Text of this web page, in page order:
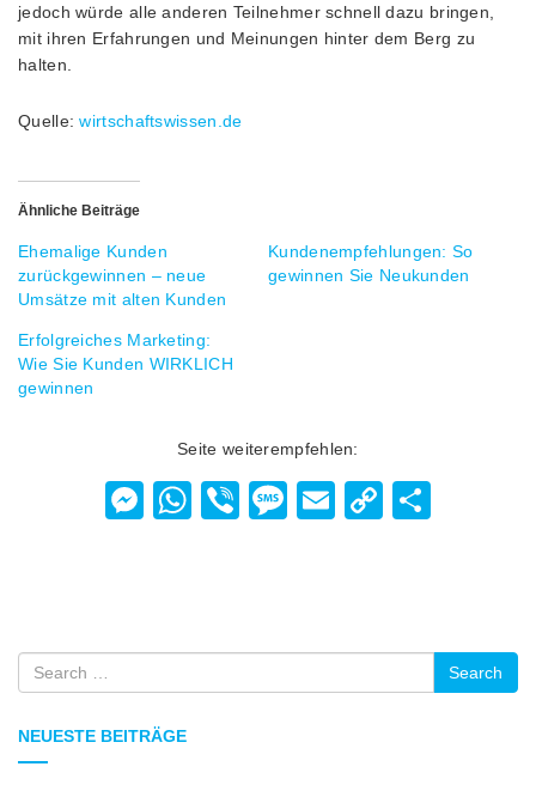
jedoch würde alle anderen Teilnehmer schnell dazu bringen,
mit ihren Erfahrungen und Meinungen hinter dem Berg zu
halten.
Quelle:wirtschaftswissen.de
Ähnliche Beiträge
Ehemalige Kunden
zurückgewinnen – neue
Umsätze mit alten Kunden
Kundenempfehlungen: So
gewinnen Sie Neukunden
Erfolgreiches Marketing:
Wie Sie Kunden WIRKLICH
gewinnen
Seite weiterempfehlen:
Messenger
WhatsApp
ViberMessage
EmailCopy
Search
NEUESTE BEITRÄGE